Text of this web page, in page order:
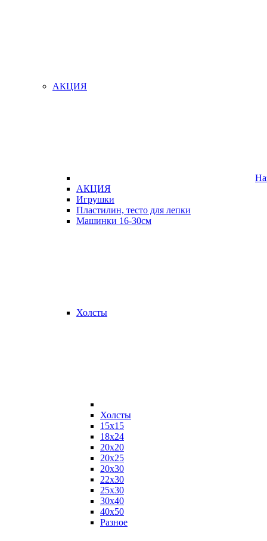
АКЦИЯ
АКЦИЯ
Игрушки
Пластилин, тесто для лепки
Машинки 16-30см
Холсты
Холсты
15х15
18х24
20х20
20х25
20х30
22х30
25х30
30х40
40х50
Разное